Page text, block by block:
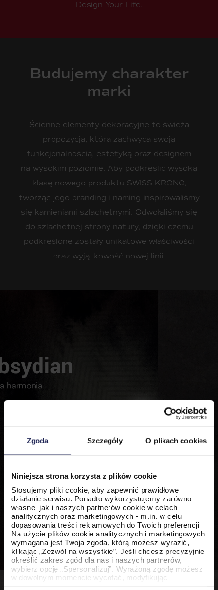
Zgoda Szczegóły O plikach cookies
Niniejsza strona korzysta z plików cookie
Stosujemy pliki cookie, aby zapewnić prawidłowe
działanie serwisu. Ponadto wykorzystujemy zarówno
własne, jak i naszych partnerów cookie w celach
analitycznych oraz marketingowych - m.in. w celu
dopasowania treści reklamowych do Twoich preferencji.
Na użycie plików cookie analitycznych i marketingowych
wymagana jest Twoja zgoda, którą możesz wyrazić,
klikając „Zezwól na wszystkie”. Jeśli chcesz precyzyjnie
określić zakres zgód dla nas i naszych partnerów,
wybierz opcję „Spersonalizuj”. Wyrażoną zgodę możesz
w dowolnym momencie wycofać, modyfikując
Design Your Life.
Budujemy charakter
marki
Ścienne elementy dekoracyjne to świeża
propozycja, która zachwyca swoją
funkcjonalnością, estetyką oraz designem
na wysokim poziomie. Aby podkreślić wysoką
klasę nowego produktu SWISS KRONO,
tworząc jego branding i naming inspirowaliśmy
się kamieniami szlachetnymi. Odwołaliśmy się
do szlachetnej strony natury, dzięki czemu
podkreślone zostały unikatowe właściwości
oraz wyjątkowość nowej linii.